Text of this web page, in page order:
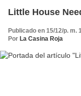
Little House
Publicado en 15/12/p. m.
Por La Casina Roja